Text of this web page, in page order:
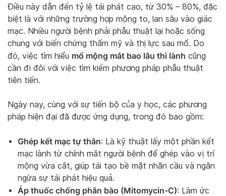
Điều này dẫn đến tỷ lệ tái phát cao, từ 30% – 80%, đặc
biệt là với những trường hợp mộng to, lan sâu vào giác
mạc. Nhiều người bệnh phải phẫu thuật lại hoặc sống
chung với biến chứng thẩm mỹ và thị lực sau mổ. Do
đó, việc tìm hiểu mổ mộng mắt bao lâu thì lành cũng
cần đi đôi với việc tìm kiếm phương pháp phẫu thuật
tiên tiến.
Ngày nay, cùng với sự tiến bộ của y học, các phương
pháp hiện đại đã được ứng dụng, trong đó bao gồm:
Ghép kết mạc tự thân: Là kỹ thuật lấy một phần kết
mạc lành từ chính mắt người bệnh để ghép vào vị trí
mộng vừa cắt, giúp tái tạo bề mặt nhãn cầu và ngăn
ngừa sự tái phát hiệu quả.
Áp thuốc chống phân bào (Mitomycin-C): Làm ức